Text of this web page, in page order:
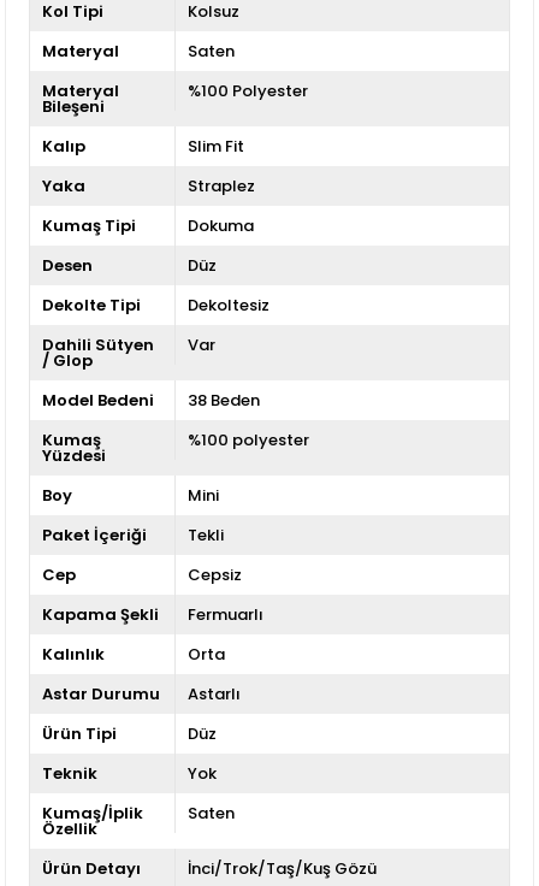
Kol Tipi
Kolsuz
Materyal
Saten
Materyal
Bileşeni
%100 Polyester
Kalıp
Slim Fit
Yaka
Straplez
Kumaş Tipi
Dokuma
Desen
Düz
Dekolte Tipi
Dekoltesiz
Dahili Sütyen
/ Glop
Var
Model Bedeni
38 Beden
Kumaş
Yüzdesi
%100 polyester
Boy
Mini
Paket İçeriği
Tekli
Cep
Cepsiz
Kapama Şekli
Fermuarlı
Kalınlık
Orta
Astar Durumu
Astarlı
Ürün Tipi
Düz
Teknik
Yok
Kumaş/İplik
Özellik
Saten
Ürün Detayı
İnci/Trok/Taş/Kuş Gözü